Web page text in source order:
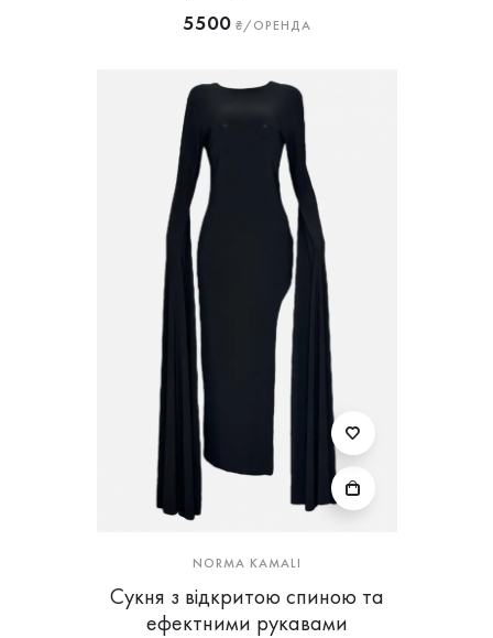
5500₴/ОРЕНДА
NORMA KAMALI
Сукня з відкритою спиною та
ефектними рукавами